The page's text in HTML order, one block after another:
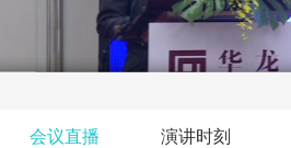
会议直播 演讲时刻